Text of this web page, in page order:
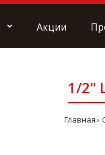
Акции
1/2"
Главная